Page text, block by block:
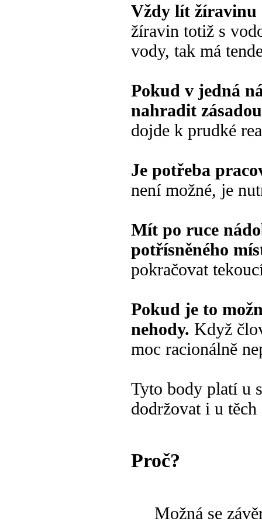
Vždy lít žíravinu
žíravin totiž s
vody, tak má
Pokud v jedná
nahradit
dojde k prudké
Je potřeba
není možné, je
Mít po ruce
potřísněného
pokračovat
Pokud je to
nehody. Když
moc racionálně
Tyto body platí u
dodržovat i u
Proč?
Možná se